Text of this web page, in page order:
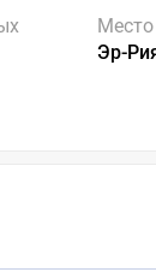
Эр-